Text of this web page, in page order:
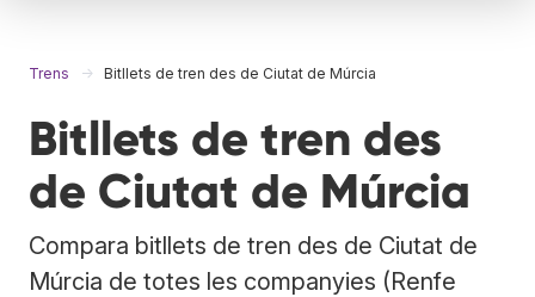
Trens Bitllets de tren des de Ciutat de Múrcia
Bitllets de tren des
de Ciutat de Múrcia
Compara bitllets de tren des de Ciutat de
Múrcia de totes les companyies (Renfe